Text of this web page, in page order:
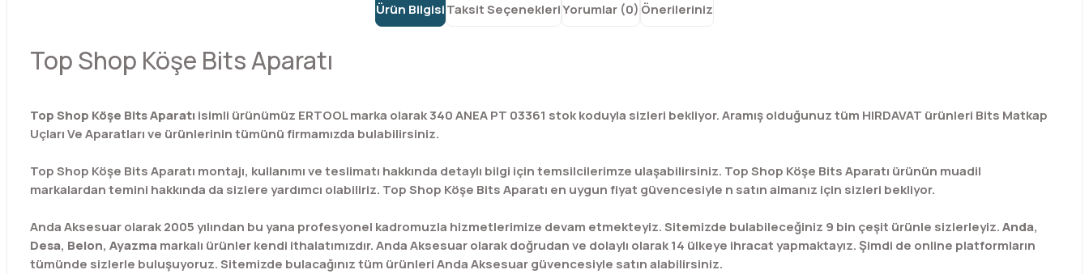
Ürün BilgisiTaksit SeçenekleriYorumlar (0) Önerileriniz
Top Shop Köşe Bits Aparatı
Top Shop Köşe Bits Aparatı isimli ürünümüz ERTOOL marka olarak 340 ANEA PT 03361 stok koduyla sizleri bekliyor. Aramış olduğunuz tüm HIRDAVAT ürünleri Bits Matkap
Uçları Ve Aparatları ve ürünlerinin tümünü firmamızda bulabilirsiniz.
Top Shop Köşe Bits Aparatı montajı, kullanımı ve teslimatı hakkında detaylı bilgi için temsilcilerimze ulaşabilirsiniz. Top Shop Köşe Bits Aparatı ürünün muadil
markalardan temini hakkında da sizlere yardımcı olabiliriz. Top Shop Köşe Bits Aparatı en uygun fiyat güvencesiyle n satın almanız için sizleri bekliyor.
Anda Aksesuar olarak 2005 yılından bu yana profesyonel kadromuzla hizmetlerimize devam etmekteyiz. Sitemizde bulabileceğiniz 9 bin çeşit ürünle sizlerleyiz.Anda,
Desa, Belon, Ayazma markalı ürünler kendi ithalatımızdır. Anda Aksesuar olarak doğrudan ve dolaylı olarak 14 ülkeye ihracat yapmaktayız. Şimdi de online platformların
tümünde sizlerle buluşuyoruz. Sitemizde bulacağınız tüm ürünleri Anda Aksesuar güvencesiyle satın alabilirsiniz.